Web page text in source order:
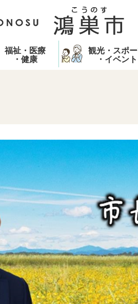
福祉・医療
・健康
観光・スポ
・イベント